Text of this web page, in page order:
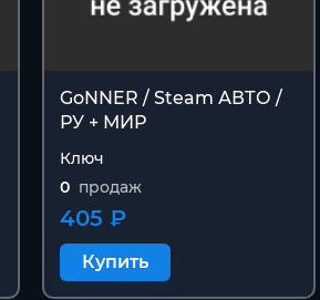
GoNNER / Steam АВТО /
РУ + МИР
Ключ
0 продаж
405 ₽
Купить